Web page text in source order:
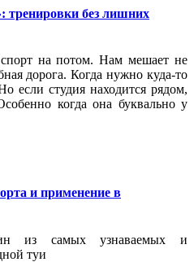
тренировки без лишних
на потом. Нам мешает не
дорога. Когда нужно куда-то
если студия находится рядом,
когда она буквально у
и применение в
из самых узнаваемых и
туи